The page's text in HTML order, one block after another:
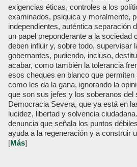
exigencias éticas, controles a los
examinados, psiquica y moralmente,
independientes, auténtica separación
un papel preponderante a la sociedad
deben influir y, sobre todo, supervisar
gobernantes, pudiendo, incluso,
acabar, como también la tolerancia
esos cheques en blanco que
como les da la gana, ignorando la
que son sus jefes y los soberanos del
Democracia Severa, que ya está en
lucidez, libertad y solvencia
denuncia que señala los puntos
ayuda a la regeneración y a construir
[Más]